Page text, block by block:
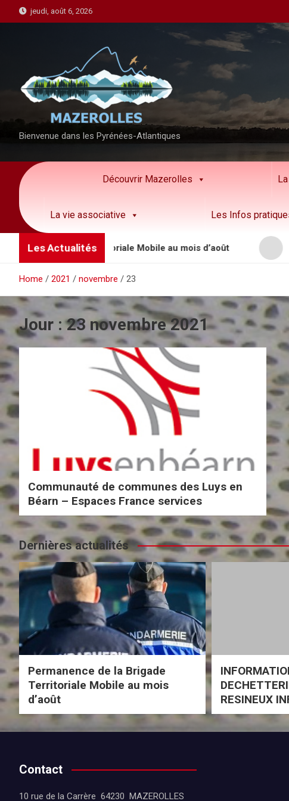
k
jeudi, août 6, 2026
Bienvenue dans les Pyrénées-Atlantiques
Découvrir Mazerolles
La vie associative Les Infos
Les Actualités
la Brigade Territoriale Mobile au mois d’août
Home 2021 novembre 23
Jour :23 novembre 2021
Communauté de communes des Luys en
Béarn – Espaces France services
Dernières actualités
Permanence de la Brigade
Territoriale Mobile au mois
d’août
RESINEUX
Contact
10 rue de la Carrère 64230 MAZEROLLES